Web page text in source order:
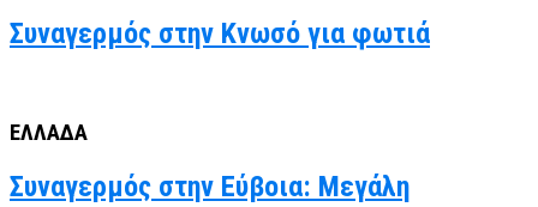
Συναγερμός στην Κνωσό για φωτιά
ΕΛΛΑΔΑ
Συναγερμός στην Εύβοια: Μεγάλη